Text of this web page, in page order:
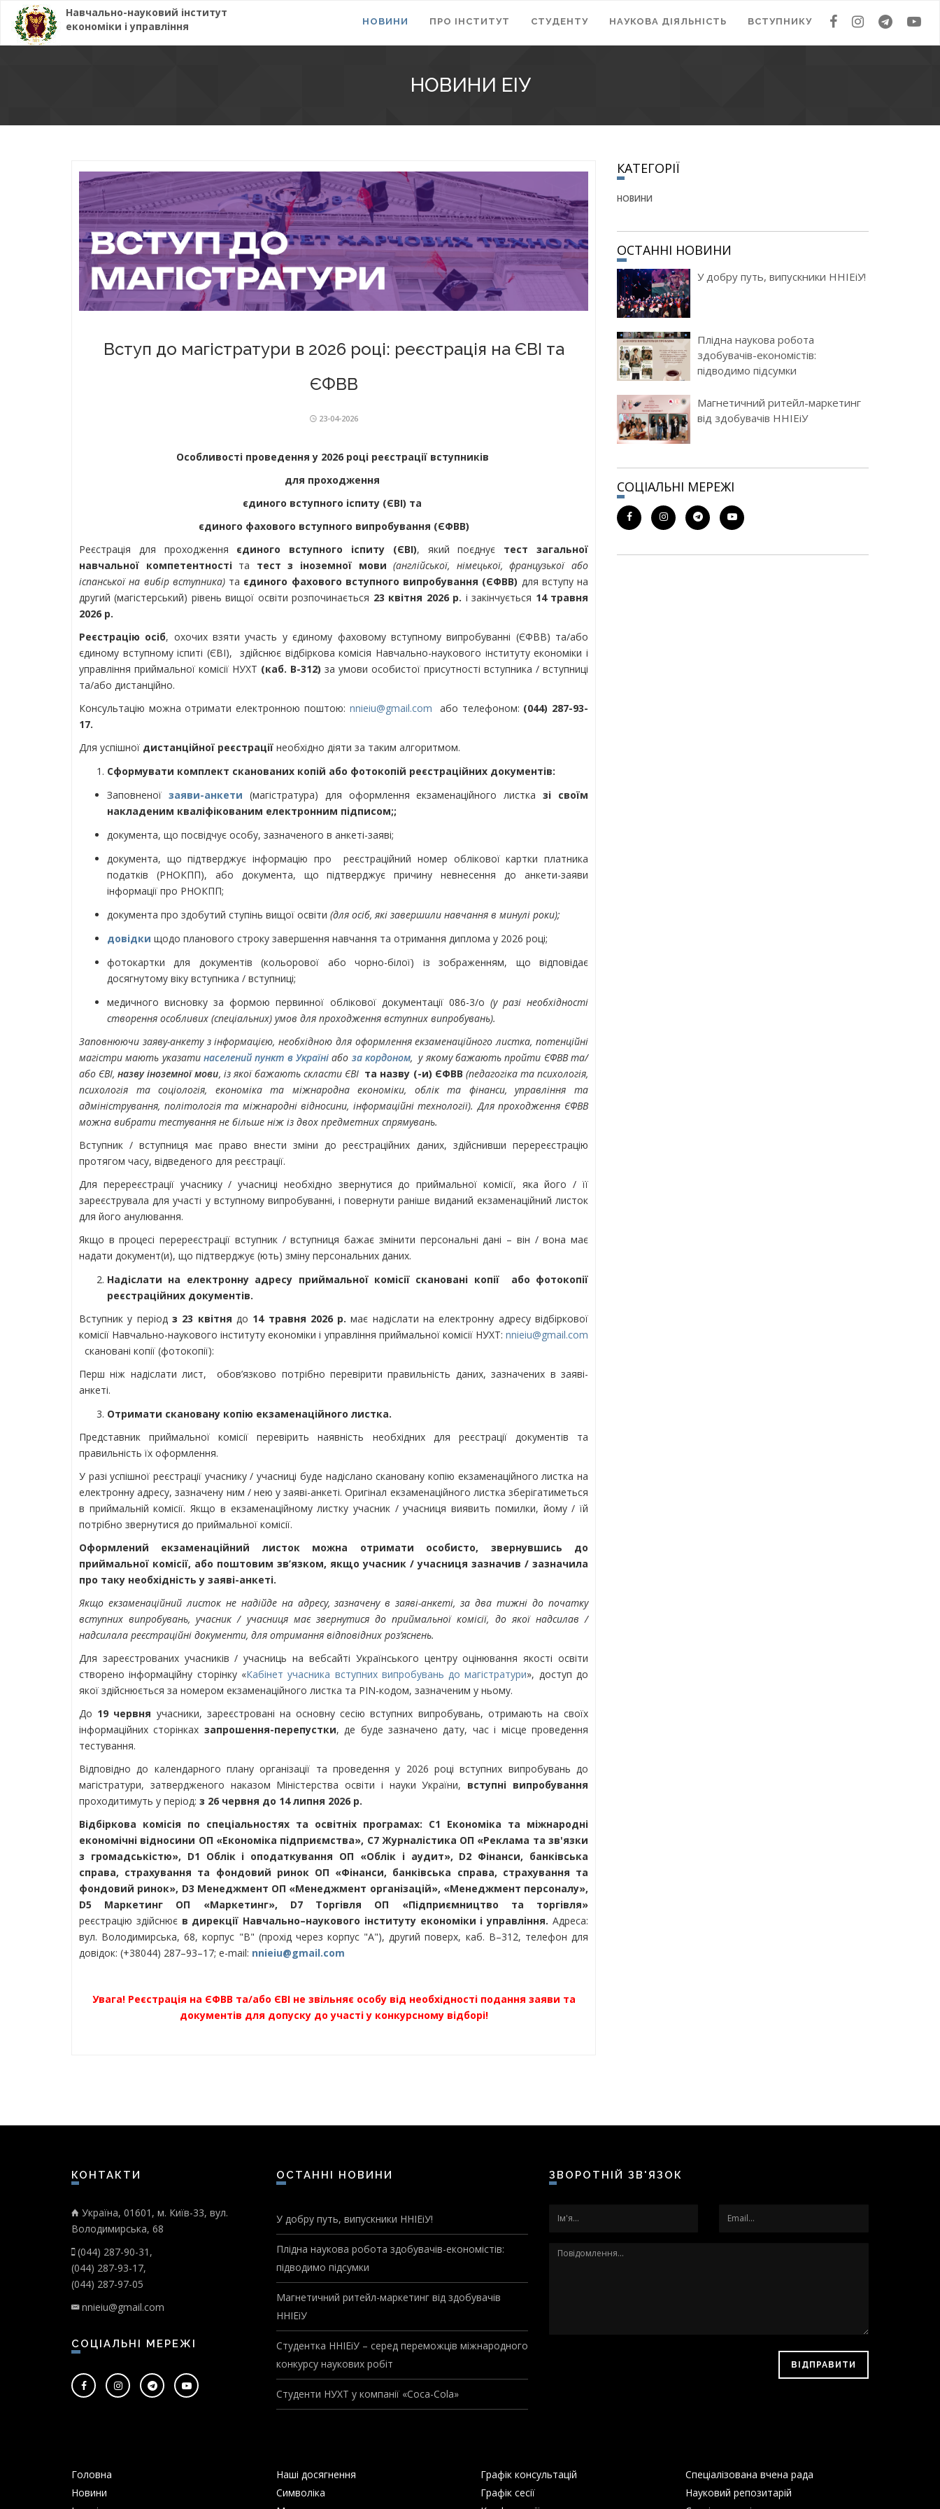
Навчально-науковий інститут
економіки і управління
НОВИНИ ПРО ІНСТИТУТ СТУДЕНТУ НАУКОВА ДІЯЛЬНІСТЬ ВСТУПНИКУ
НОВИНИ ЕІУ
Вступ до магістратури в 2026 році: реєстрація на ЄВІ та
ЄФВВ
23-04-2026
Особливості проведення у 2026 році реєстрації вступників
для проходження
єдиного вступного іспиту (ЄВІ) та
єдиного фахового вступного випробування (ЄФВВ)
Реєстрація для проходження єдиного вступного іспиту (ЄВІ), який поєднує тест загальної
навчальної компетентностіта тест з іноземної мови (англійської, німецької, французької або
іспанської на вибір вступника)та єдиного фахового вступного випробування (ЄФВВ) для вступу на
другий (магістерський) рівень вищої освіти розпочинається 23 квітня 2026 р. і закінчується 14 травня
2026 р.
Реєстрацію осіб, охочих взяти участь у єдиному фаховому вступному випробуванні (ЄФВВ) та/або
єдиному вступному іспиті (ЄВІ), здійснює відбіркова комісія Навчально-наукового інституту економіки і
управління приймальної комісії НУХТ (каб. В-312) за умови особистої присутності вступника / вступниці
та/або дистанційно.
Консультацію можна отримати електронною поштою: nnieiu@gmail.com або телефоном: (044) 287-93-
17.
Для успішної дистанційної реєстрації необхідно діяти за таким алгоритмом.
Сформувати комплект сканованих копій або фотокопій реєстраційних документів:
Заповненої заяви-анкети (магістратура) для оформлення екзаменаційного листказі своїм
накладеним кваліфікованим електронним підписом;;
документа, що посвідчує особу, зазначеного в анкеті-заяві;
документа, що підтверджує інформацію про реєстраційний номер облікової картки платника
податків (РНОКПП), або документа, що підтверджує причину невнесення до анкети-заяви
інформації про РНОКПП;
документа про здобутий ступінь вищої освіти (для осіб, які завершили навчання в минулі роки);
довідки щодо планового строку завершення навчання та отримання диплома у 2026 році;
фотокартки для документів (кольорової або чорно-білої) із зображенням, що відповідає
досягнутому віку вступника / вступниці;
медичного висновку за формою первинної облікової документації 086-3/о (у разі необхідності
створення особливих (спеціальних) умов для проходження вступних випробувань).
Заповнюючи заяву-анкету з інформацією, необхідною для оформлення екзаменаційного листка, потенційні
магістри мають указати населений пункт в Україніабо за кордоном, у якому бажають пройти ЄФВВ та/
або ЄВІ,назву іноземної мови, із якої бажають скласти ЄВІ та назву (-и) ЄФВВ (педагогіка та психологія,
психологія та соціологія, економіка та міжнародна економіки, облік та фінанси, управління та
адміністрування, політологія та міжнародні відносини, інформаційні технології). Для проходження ЄФВВ
можна вибрати тестування не більше ніж із двох предметних спрямувань.
Вступник / вступниця має право внести зміни до реєстраційних даних, здійснивши перереєстрацію
протягом часу, відведеного для реєстрації.
Для перереєстрації учаснику / учасниці необхідно звернутися до приймальної комісії, яка його / її
зареєструвала для участі у вступному випробуванні, і повернути раніше виданий екзаменаційний листок
для його анулювання.
Якщо в процесі перереєстрації вступник / вступниця бажає змінити персональні дані – він / вона має
надати документ(и), що підтверджує (ють) зміну персональних даних.
Надіслати на електронну адресу приймальної комісії скановані копії або фотокопії
реєстраційних документів.
Вступник у період з 23 квітня до 14 травня 2026 р.має надіслати на електронну адресу відбіркової
комісії Навчально-наукового інституту економіки і управління приймальної комісії НУХТ: nnieiu@gmail.com
скановані копії (фотокопії):
Перш ніж надіслати лист, обов’язково потрібно перевірити правильність даних, зазначених в заяві-
анкеті.
Отримати скановану копію екзаменаційного листка.
Представник приймальної комісії перевірить наявність необхідних для реєстрації документів та
правильність їх оформлення.
У разі успішної реєстрації учаснику / учасниці буде надіслано скановану копію екзаменаційного листка на
електронну адресу, зазначену ним / нею у заяві-анкеті. Оригінал екзаменаційного листка зберігатиметься
в приймальній комісії. Якщо в екзаменаційному листку учасник / учасниця виявить помилки, йому / їй
потрібно звернутися до приймальної комісії.
Оформлений екзаменаційний листок можна отримати особисто, звернувшись до
приймальної комісії, або поштовим зв’язком, якщо учасник / учасниця зазначив / зазначила
про таку необхідність у заяві-анкеті.
Якщо екзаменаційний листок не надійде на адресу, зазначену в заяві-анкеті, за два тижні до початку
вступних випробувань, учасник / учасниця має звернутися до приймальної комісії, до якої надсилав /
надсилала реєстраційні документи, для отримання відповідних роз’яснень.
Для зареєстрованих учасників / учасниць на вебсайті Українського центру оцінювання якості освіти
створено інформаційну сторінку «Кабінет учасника вступних випробувань до магістратури», доступ до
якої здійснюється за номером екзаменаційного листка та РIN-кодом, зазначеним у ньому.
До 19 червня учасники, зареєстровані на основну сесію вступних випробувань, отримають на своїх
інформаційних сторінках запрошення-перепустки, де буде зазначено дату, час і місце проведення
тестування.
Відповідно до календарного плану організації та проведення у 2026 році вступних випробувань до
магістратури, затвердженого наказом Міністерства освіти і науки України, вступні випробування
проходитимуть у період: з 26 червня до 14 липня 2026 р.
Відбіркова комісія по спеціальностях та освітніх програмах: C1 Економіка та міжнародні
економічні відносини ОП «Економіка підприємства», C7 Журналістика ОП «Реклама та зв'язки
з громадськістю», D1 Облік і оподаткування ОП «Облік і аудит», D2 Фінанси, банківська
справа, страхування та фондовий ринок ОП «Фінанси, банківська справа, страхування та
фондовий ринок», D3 Менеджмент ОП «Менеджмент організацій», «Менеджмент персоналу»,
D5 Маркетинг ОП «Маркетинг», D7 Торгівля ОП «Підприємництво та торгівля»
реєстрацію здійснює в дирекції Навчально–наукового інституту економіки і управління. Адреса:
вул. Володимирська, 68, корпус "В" (прохід через корпус "А"), другий поверх, каб. В–312, телефон для
довідок: (+38044) 287–93–17; e-mail: nnieiu@gmail.com
Увага! Реєстрація на ЄФВВ та/або ЄВІ не звільняє особу від необхідності подання заяви та
документів для допуску до участі у конкурсному відборі!
КАТЕГОРІЇ
НОВИНИ
ОСТАННІ НОВИНИ
У добру путь, випускники ННІЕіУ!
Плідна наукова робота
здобувачів-економістів:
підводимо підсумки
Магнетичний ритейл-маркетинг
від здобувачів ННІЕіУ
СОЦІАЛЬНІ МЕРЕЖІ
КОНТАКТИ
Україна, 01601, м. Київ-33, вул.
Володимирська, 68
(044) 287-90-31,
(044) 287-93-17,
(044) 287-97-05
nnieiu@gmail.com
СОЦІАЛЬНІ МЕРЕЖІ
ОСТАННІ НОВИНИ
У добру путь, випускники ННІЕіУ!
Плідна наукова робота здобувачів-економістів:
підводимо підсумки
Магнетичний ритейл-маркетинг від здобувачів
ННІЕіУ
Студентка ННІЕіУ – серед переможців міжнародного
конкурсу наукових робіт
Студенти НУХТ у компанії «Coca-Cola»
ЗВОРОТНІЙ ЗВ'ЯЗОК
ВІДПРАВИТИ
Головна
Новини
Наші досягнення
Символіка
Графік консультацій
Графік сесії
Спеціалізована вчена рада
Науковий репозитарій